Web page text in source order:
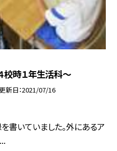
校時１年生活科〜
新日 2021/07/16
書いていました。外にあるア